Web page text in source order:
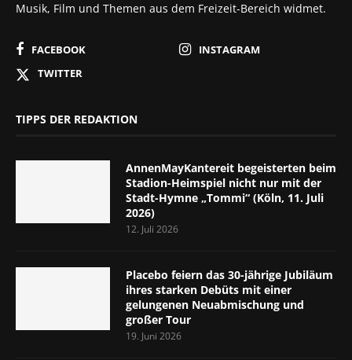
Musik, Film und Themen aus dem Freizeit-Bereich widmet.
FACEBOOK
INSTAGRAM
TWITTER
TIPPS DER REDAKTION
AnnenMayKantereit begeisterten beim
Stadion-Heimspiel nicht nur mit der
Stadt-Hymne „Tommi“ (Köln, 11. Juli
2026)
12. Juli 2026
Placebo feiern das 30-jährige Jubiläum
ihres starken Debüts mit einer
gelungenen Neuabmischung und
großer Tour
19. Juni 2026